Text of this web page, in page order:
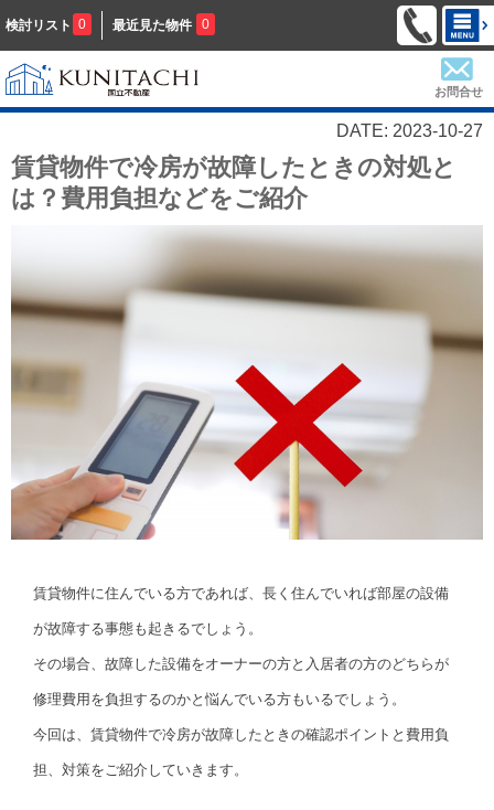
検討リスト 0 最近見た物件 0
お問合せ
DATE: 2023-10-27
賃貸物件で冷房が故障したときの対処と
は？費用負担などをご紹介
賃貸物件に住んでいる方であれば、長く住んでいれば部屋の設備
が故障する事態も起きるでしょう。
その場合、故障した設備をオーナーの方と入居者の方のどちらが
修理費用を負担するのかと悩んでいる方もいるでしょう。
今回は、賃貸物件で冷房が故障したときの確認ポイントと費用負
担、対策をご紹介していきます。